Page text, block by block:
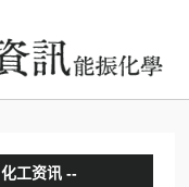
化工资讯